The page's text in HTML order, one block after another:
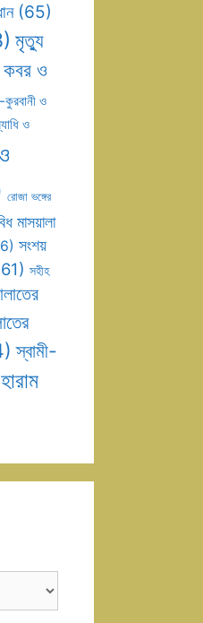
(65)
মৃত্যু
ও
কুরবানী ও
ও
রোজা ভঙ্গের
মাসয়ালা
সংশয়
সহীহ
স্বামী-